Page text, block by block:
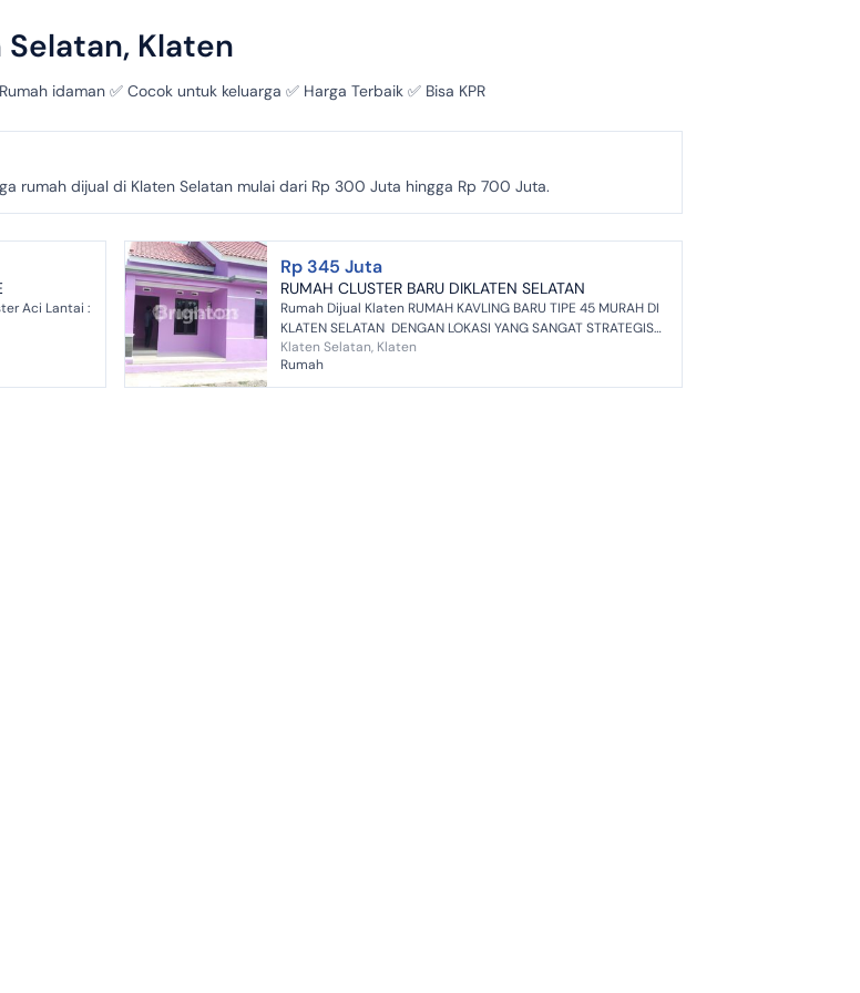
Klaten
idaman ✅ Cocok untuk keluarga ✅ Harga Terbaik ✅ Bisa KPR
rumah dijual di Klaten Selatan mulai dari Rp 300 Juta hingga Rp 700 Juta.
Aci Lantai :
Rp 345 Juta
RUMAH CLUSTER BARU DIKLATEN SELATAN
Rumah Dijual Klaten RUMAH KAVLING BARU TIPE 45 MURAH DI
KLATEN SELATAN DENGAN LOKASI YANG SANGAT STRATEGIS
DAN HANYA SELANGKAH KE JALAN RAYA KLA...
Klaten Selatan, Klaten
Rumah